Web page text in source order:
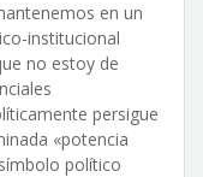
en un
institucional
no estoy de
persigue
«potencia
político